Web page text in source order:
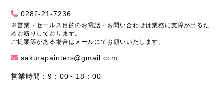
0282-21-7236
※営業・セールス目的のお電話・お問い合わせは業務に支障が出るた
め お断りしております。
ご提案等がある場合はメールにてお願いいたします。
sakurapainters@gmail.com
営業時間：9：00～18：00